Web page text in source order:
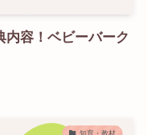
内容！ベビーバーク
知育・教材